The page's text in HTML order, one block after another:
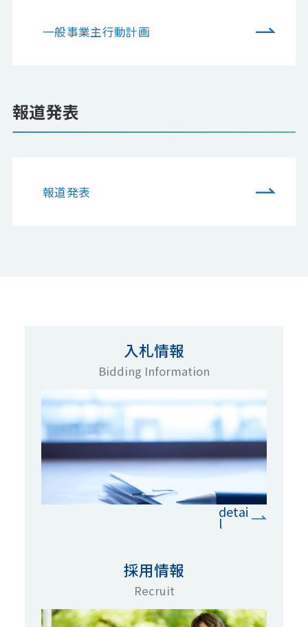
一般事業主行動計画
報道発表
報道発表
入札情報
Bidding Information
detai
l
採用情報
Recruit